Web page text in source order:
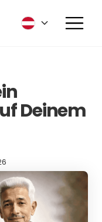
Deinem